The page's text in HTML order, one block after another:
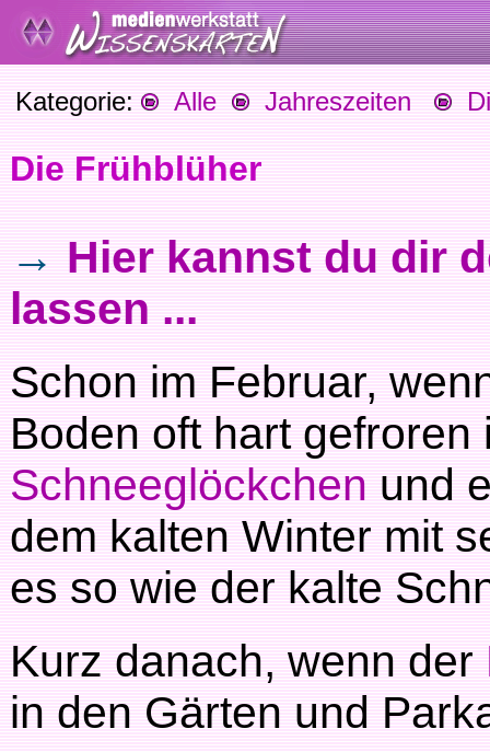
Kategorie: Alle Jahreszeiten
Die Frühblüher
→ Hier kannst du dir
lassen ...
Schon im Februar,
Boden oft hart gefroren
Schneeglöckchenund
dem kalten Winter mit
es so wie der kalte
Kurz danach, wenn der
in den Gärten und